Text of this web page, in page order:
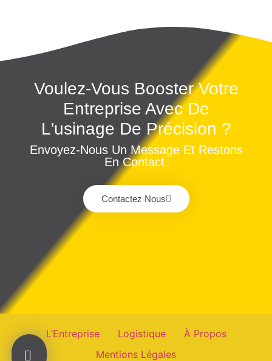
Voulez-Vous Booster Votre
Entreprise Avec De
L'usinage De Précision ?
Envoyez-Nous Un Message Et Restons
En Contact.
Contactez Nous
L’Entreprise Logistique
À Propos
Mentions Légales